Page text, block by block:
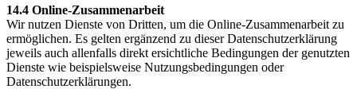
14.4 Online-Zusammenarbeit
Wir nutzen Dienste von Dritten, um die Online-Zusammenarbeit zu
ermöglichen. Es gelten ergänzend zu dieser Datenschutzerklärung
jeweils auch allenfalls direkt ersichtliche Bedingungen der genutzten
Dienste wie beispielsweise Nutzungsbedingungen oder
Datenschutzerklärungen.